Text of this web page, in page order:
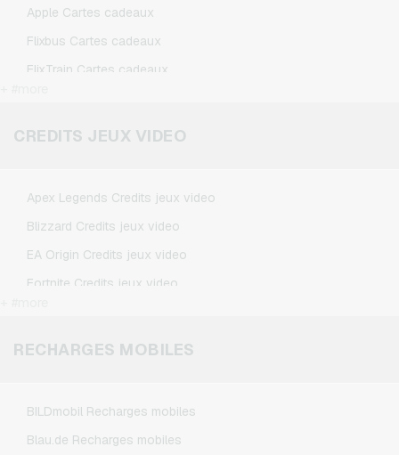
Apple Cartes cadeaux
Flixbus Cartes cadeaux
FlixTrain Cartes cadeaux
Kennzeichengenerator Cartes cadeaux
CREDITS JEUX VIDEO
Apex Legends Credits jeux video
Blizzard Credits jeux video
EA Origin Credits jeux video
Fortnite Credits jeux video
Minecraft Credits jeux video
RECHARGES MOBILES
BILDmobil Recharges mobiles
Blau.de Recharges mobiles